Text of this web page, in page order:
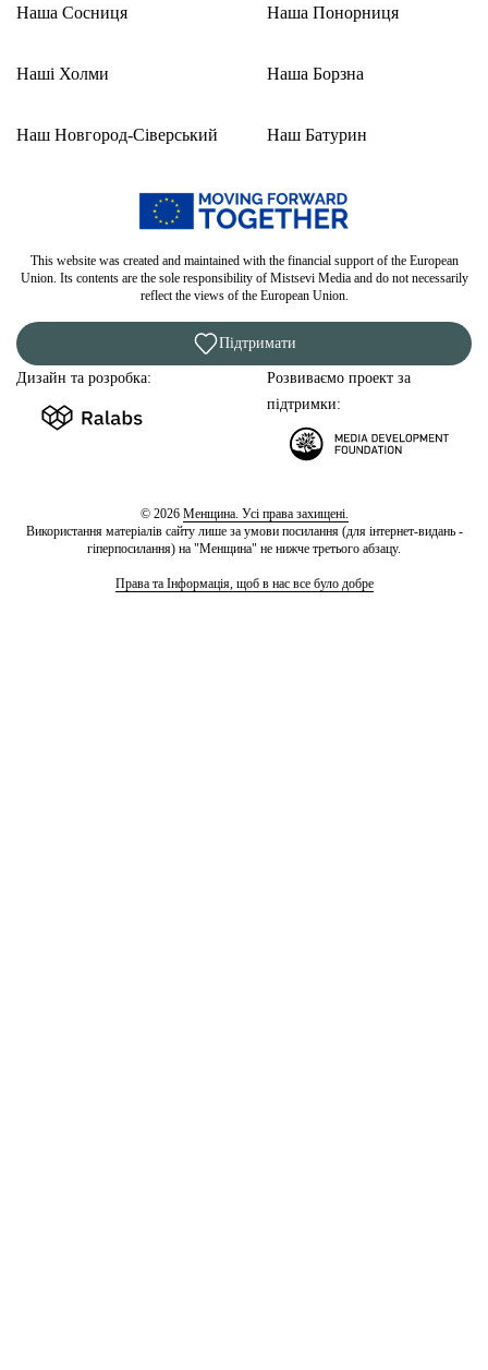
Наша Сосниця
Наші Холми
Наш Новгород-Сіверський
Наша Понорниця
Наша Борзна
Наш Батурин
This website was created and maintained with the financial support of the European
Union. Its contents are the sole responsibility of Mistsevi Media and do not necessarily
reflect the views of the European Union.
Підтримати
Дизайн та розробка:
Розвиваємо проект за
підтримки:
© 2026 Менщина. Усі права захищені.
Використання матеріалів сайту лише за умови посилання (для інтернет-видань -
гіперпосилання) на "Менщина" не нижче третього абзацу.
Права та Інформація, щоб в нас все було добре